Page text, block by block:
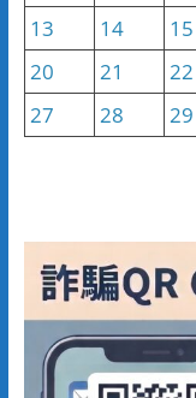
13
14 15
20
21 22
27
28 29